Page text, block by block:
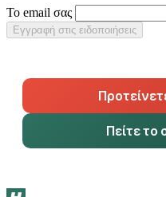
Το email σας
Εγγραφή στις ειδοποιήσεις
Πείτε